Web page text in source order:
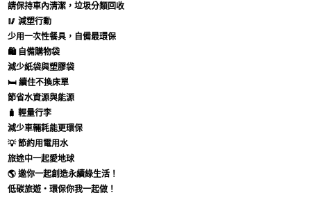
請保持車內清潔，垃圾分類回收
🥢減塑行動
少用一次性餐具，自備最環保
🛍 自備購物袋
減少紙袋與塑膠袋
🛏續住不換床單
節省水資源與能源
🧳輕量行李
減少車輛耗能更環保
💡節約用電用水
旅途中一起愛地球
🌎邀你一起創造永續綠生活！
低碳旅遊・環保你我一起做！